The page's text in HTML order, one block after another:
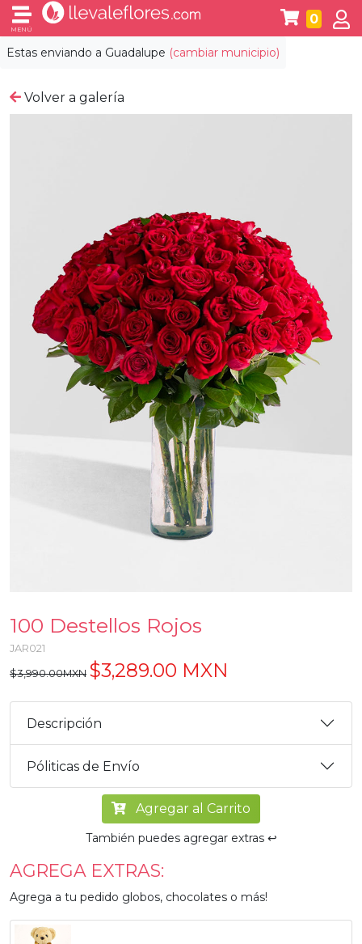
Estas enviando a Guadalupe (cambiar municipio)
MENÚ
0
Volver a galería
100 Destellos Rojos
JAR021
$3,990.00MXN $3,289.00 MXN
Descripción
Póliticas de Envío
Agregar al Carrito
También puedes agregar extras ↩️
AGREGA EXTRAS:
Agrega a tu pedido globos, chocolates o más!